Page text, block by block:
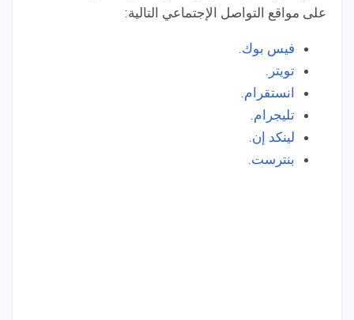
على مواقع التواصل الإجتماعي التالية:
فيس بوك.
تويتر .
انستقرام.
تليجرام.
لينكد إن.
بنترست.